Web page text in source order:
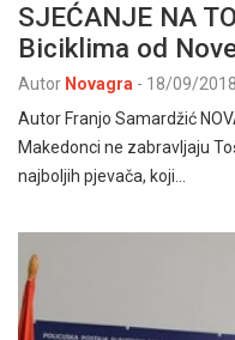
SJEĆANJE NA
Biciklima od
Autor Novagra - 18/09/2018
Autor Franjo Samardžić
Makedonci ne zabravljaju
najboljih pjevača, koji…